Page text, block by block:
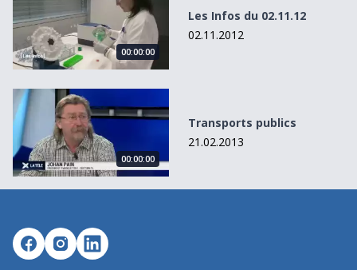
00:00:00
Les Infos du 02.11.12
02.11.2012
Transports publics
00:00:00
Transports publics
21.02.2013